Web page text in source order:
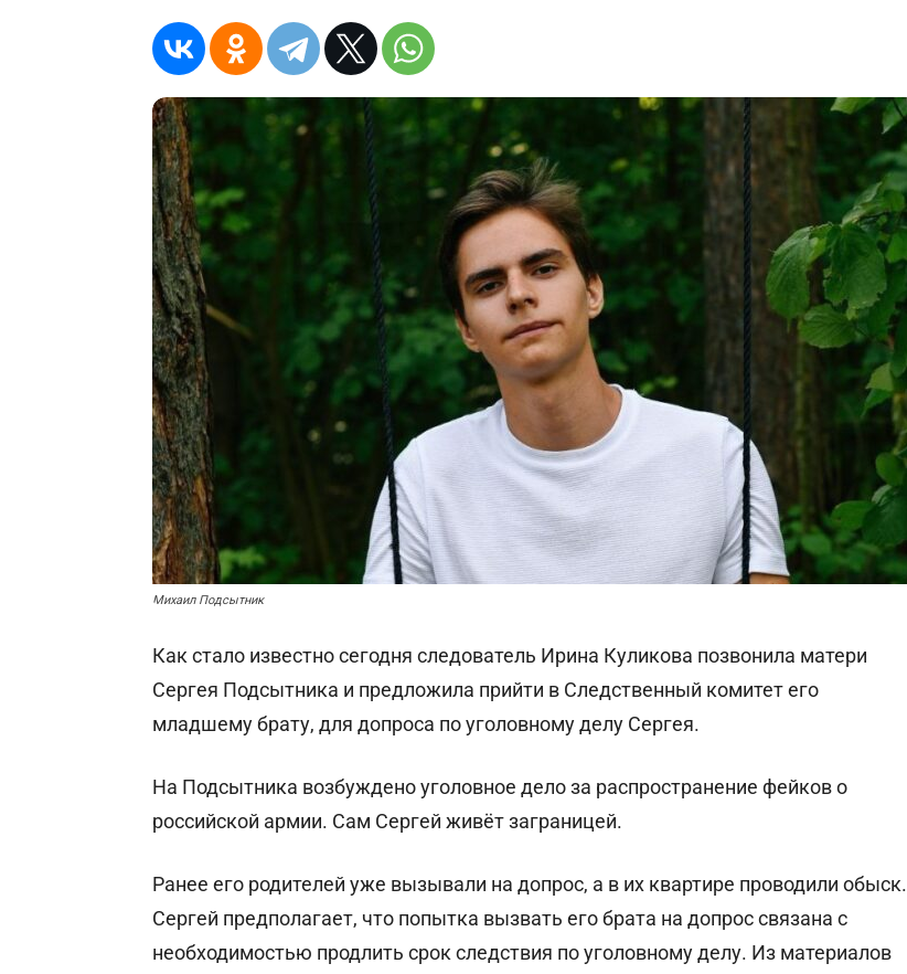
Михаил Подсытник
Как стало известно сегодня следователь Ирина Куликова позвонила матери
Сергея Подсытника и предложила прийти в Следственный комитет его
младшему брату, для допроса по уголовному делу Сергея.
На Подсытника возбуждено уголовное дело за распространение фейков о
российской армии. Сам Сергей живёт заграницей.
Ранее его родителей уже вызывали на допрос, а в их квартире проводили обыск.
Сергей предполагает, что попытка вызвать его брата на допрос связана с
необходимостью продлить срок следствия по уголовному делу. Из материалов